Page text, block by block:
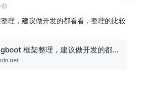
前
理，建议做开发的都看看，整理的比较
Springboot 框架整理，建议做开发的都看看，整理的比较详细！